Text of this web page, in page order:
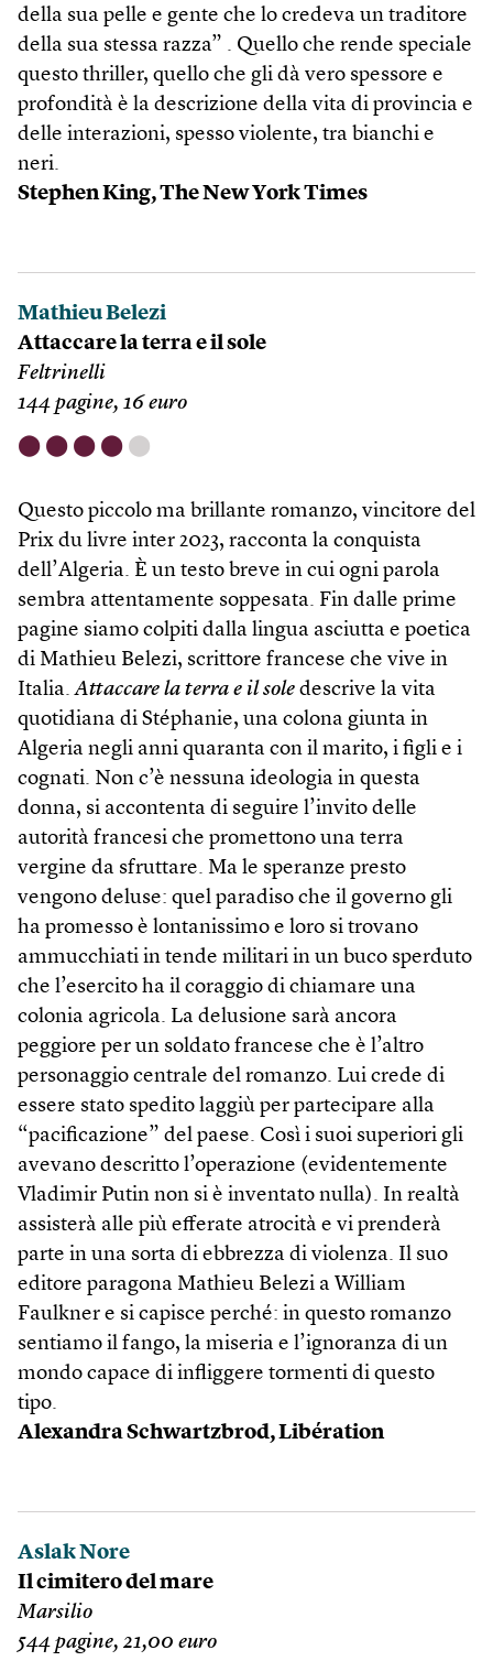
della sua pelle e gente che lo credeva un traditore
della sua stessa razza” . Quello che rende speciale
questo thriller, quello che gli dà vero spessore e
profondità è la descrizione della vita di provincia e
delle interazioni, spesso violente, tra bianchi e
neri.
Stephen King, The New York Times
Mathieu Belezi
Attaccare la terra e il sole
Feltrinelli
144 pagine, 16 euro
⬤ ⬤ ⬤ ⬤ ⬤
Questo piccolo ma brillante romanzo, vincitore del
Prix du livre inter 2023, racconta la conquista
dell’Algeria. È un testo breve in cui ogni parola
sembra attentamente soppesata. Fin dalle prime
pagine siamo colpiti dalla lingua asciutta e poetica
di Mathieu Belezi, scrittore francese che vive in
Italia.Attaccare la terra e il sole descrive la vita
quotidiana di Stéphanie, una colona giunta in
Algeria negli anni quaranta con il marito, i figli e i
cognati. Non c’è nessuna ideologia in questa
donna, si accontenta di seguire l’invito delle
autorità francesi che promettono una terra
vergine da sfruttare. Ma le speranze presto
vengono deluse: quel paradiso che il governo gli
ha promesso è lontanissimo e loro si trovano
ammucchiati in tende militari in un buco sperduto
che l’esercito ha il coraggio di chiamare una
colonia agricola. La delusione sarà ancora
peggiore per un soldato francese che è l’altro
personaggio centrale del romanzo. Lui crede di
essere stato spedito laggiù per partecipare alla
“pacificazione” del paese. Così i suoi superiori gli
avevano descritto l’operazione (evidentemente
Vladimir Putin non si è inventato nulla). In realtà
assisterà alle più efferate atrocità e vi prenderà
parte in una sorta di ebbrezza di violenza. Il suo
editore paragona Mathieu Belezi a William
Faulkner e si capisce perché: in questo romanzo
sentiamo il fango, la miseria e l’ignoranza di un
mondo capace di infliggere tormenti di questo
tipo.
Alexandra Schwartzbrod, Libération
Aslak Nore
Il cimitero del mare
Marsilio
544 pagine, 21,00 euro